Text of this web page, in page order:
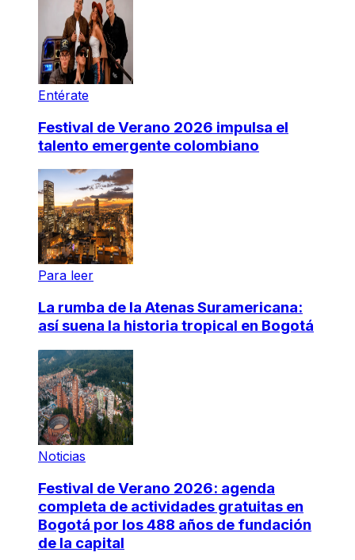
Entérate
Festival de Verano 2026 impulsa el
talento emergente colombiano
Para leer
La rumba de la Atenas Suramericana:
así suena la historia tropical en Bogotá
Noticias
Festival de Verano 2026: agenda
completa de actividades gratuitas en
Bogotá por los 488 años de fundación
de la capital